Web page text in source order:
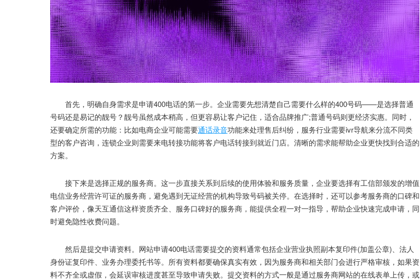
首先，明确自身需求是申请400电话的第一步。企业需要先想清楚自己需要什么样的400号码——是选择普通
号码还是易记的靓号？靓号虽然成本稍高，但更容易让客户记住，适合品牌推广;普通号码则更经济实惠。同时，
还要确定所需的功能：比如电商企业可能需要通话录音功能来处理售后纠纷，服务行业需要ivr导航来分流不同类
型的客户咨询，连锁企业则需要来电转接功能将客户电话转接到就近门店。清晰的需求能帮助企业更快找到合适的
方案。
接下来是选择正规的服务商。这一步直接关系到后续的使用体验和服务质量，企业要选择有工信部颁发的增值
电信业务经营许可证的服务商，避免遇到无证经营的机构导致号码被关停。在选择时，还可以参考服务商的口碑和
客户评价，像天互通信这样资质齐全、服务口碑好的服务商，能提供全程一对一指导，帮助企业快速完成申请，同
时避免隐性收费问题。
然后是提交申请资料。网站申请400电话需要提交的资料通常包括企业营业执照副本复印件(加盖公章)、法人
身份证复印件、业务办理委托书等。所有资料都要确保真实有效，因为服务商和相关部门会进行严格审核，如果资
料不齐全或虚假，会延误审核进度甚至导致申请失败。提交资料的方式一般是通过服务商网站的在线表单上传，或